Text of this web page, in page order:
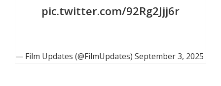
pic.twitter.com/92Rg2Jjj6r
— Film Updates (@FilmUpdates) September 3, 2025